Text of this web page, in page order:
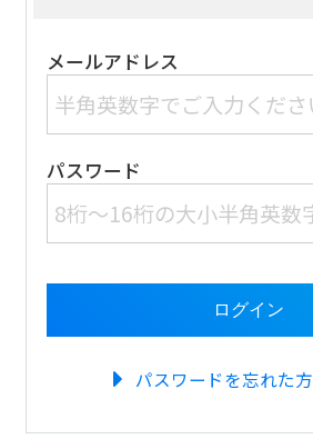
メールアドレス
パスワード
パスワードを忘れた